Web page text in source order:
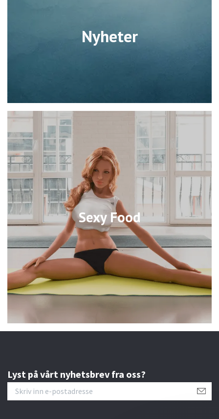
Nyheter
Sexy Food
Lyst på vårt nyhetsbrev fra oss?